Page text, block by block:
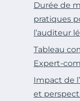
Durée de
pratiques
l’auditeur
Tableau
Expert-
Impact de
et